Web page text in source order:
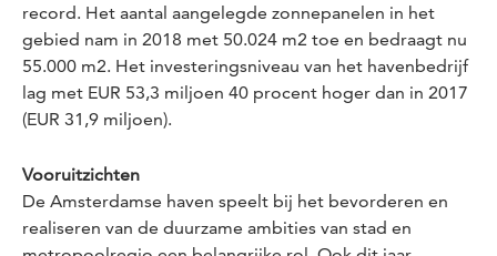
record. Het aantal aangelegde zonnepanelen in het
gebied nam in 2018 met 50.024 m2 toe en bedraagt nu
55.000 m2. Het investeringsniveau van het havenbedrijf
lag met EUR 53,3 miljoen 40 procent hoger dan in 2017
(EUR 31,9 miljoen).
Vooruitzichten
De Amsterdamse haven speelt bij het bevorderen en
realiseren van de duurzame ambities van stad en